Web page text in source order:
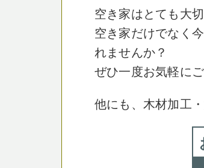
空き家はとても大
空き家だけでなく
れませんか？
ぜひ一度お気軽に
他にも、木材加工